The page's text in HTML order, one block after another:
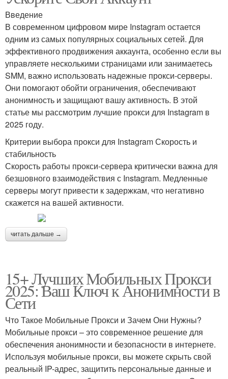
Введение
В современном цифровом мире Instagram остается
одним из самых популярных социальных сетей. Для
эффективного продвижения аккаунта, особенно если вы
управляете несколькими страницами или занимаетесь
SMM, важно использовать надежные прокси-серверы.
Они помогают обойти ограничения, обеспечивают
анонимность и защищают вашу активность. В этой
статье мы рассмотрим лучшие прокси для Instagram в
2025 году.
Критерии выбора прокси для Instagram Скорость и
стабильность
Скорость работы прокси-сервера критически важна для
безшовного взаимодействия с Instagram. Медленные
серверы могут привести к задержкам, что негативно
скажется на вашей активности.
читать дальше →
15+ Лучших Мобильных Прокси
2025: Ваш Ключ к Анонимности в
Сети
Что Такое Мобильные Прокси и Зачем Они Нужны?
Мобильные прокси – это современное решение для
обеспечения анонимности и безопасности в интернете.
Используя мобильные прокси, вы можете скрыть свой
реальный IP-адрес, защитить персональные данные и